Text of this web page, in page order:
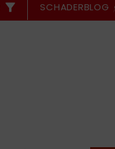
SCHADERBLOG